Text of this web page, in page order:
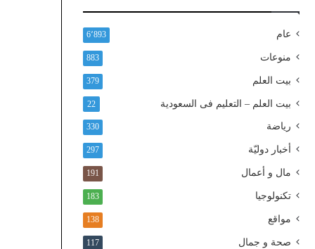
و
ن
ي
ل
م
ح
عام 6٬893
منوعات 883
بيت العلم 379
بيت العلم – التعليم فى السعودية 22
رياضة 330
أخبار دوليّة 297
مال و أعمال 191
تكنولوجيا 183
مواقع 138
صحة و جمال 117